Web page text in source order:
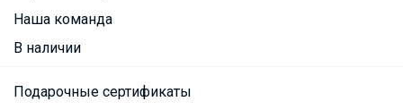
Наша команда
В наличии
Подарочные сертификаты